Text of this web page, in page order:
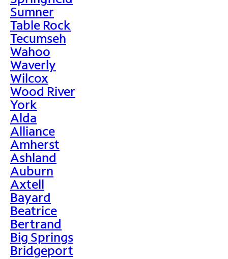
Sumner
Table Rock
Tecumseh
Wahoo
Waverly
Wilcox
Wood River
York
Alda
Alliance
Amherst
Ashland
Auburn
Axtell
Bayard
Beatrice
Bertrand
Big Springs
Bridgeport